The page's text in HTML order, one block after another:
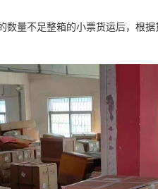
量不足整箱的小票货运后，根